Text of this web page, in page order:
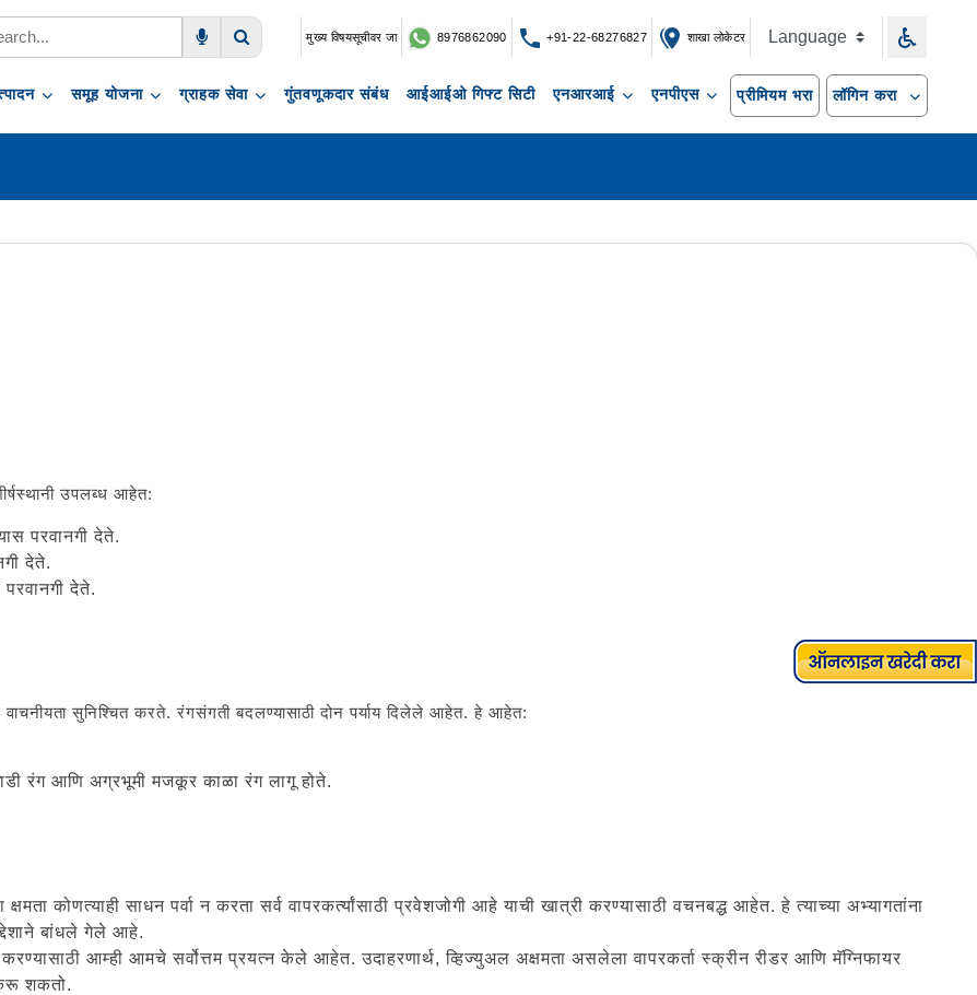
मुख्य विषयसूचीवर जा 8976862090 +91-22-68276827 शाखा लोकेटर
समूह योजना ग्राहक सेवा गुंतवणूकदार संबंध आईआईओ गिफ्ट सिटी एनआरआई एनपीएस प्रीमियम भरा लॉगिन करा
उपलब्ध आहेत:
परवानगी देते.
देते.
देते.
सुनिश्चित करते. रंगसंगती बदलण्यासाठी दोन पर्याय दिलेले आहेत. हे आहेत:
रंग आणि अग्रभूमी मजकूर काळा रंग लागू होते.
कोणत्याही साधन पर्वा न करता सर्व वापरकर्त्यांसाठी प्रवेशजोगी आहे याची खात्री करण्यासाठी वचनबद्ध आहेत. हे त्याच्या अभ्यागतांना
बांधले गेले आहे.
करण्यासाठी आम्ही आमचे सर्वोत्तम प्रयत्न केले आहेत. उदाहरणार्थ, व्हिज्युअल अक्षमता असलेला वापरकर्ता स्क्रीन रीडर आणि मॅग्निफायर
करू शकतो.